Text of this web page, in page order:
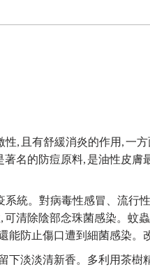
, 且有舒緩消炎的作用, 一
名的防痘原料, 是油性皮
統。對病毒性感冒、流
清除陰部念珠菌感染。
防止傷口遭到細菌感染。
淡淡清新香。多利用茶